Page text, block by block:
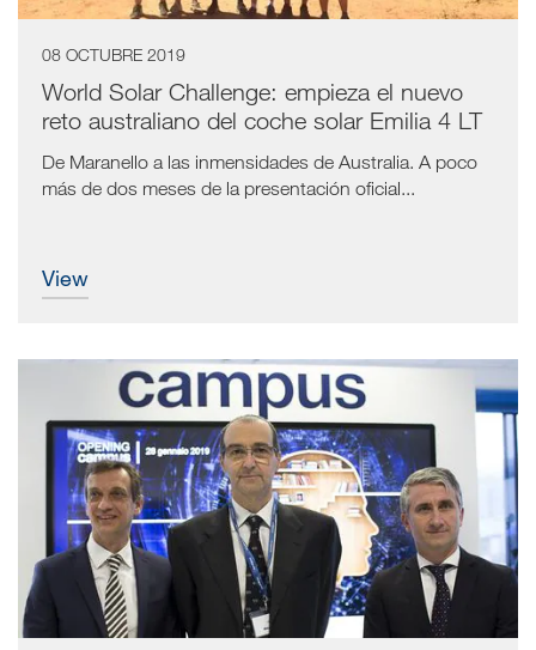
08 OCTUBRE 2019
World Solar Challenge: empieza el nuevo
reto australiano del coche solar Emilia 4 LT
De Maranello a las inmensidades de Australia. A poco
más de dos meses de la presentación oficial...
view